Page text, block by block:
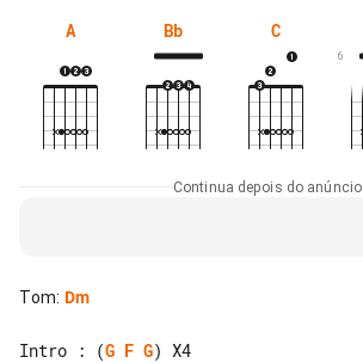
A Bb C
6
Continua depois do anúncio
Tom: Dm
Intro : (G F G) X4